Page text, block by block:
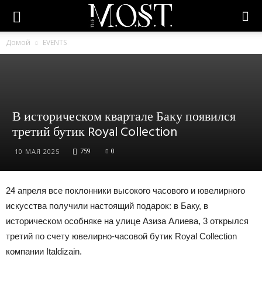
Домой EVENTS
В историческом квартале Баку появился
третий бутик Royal Collection
10 МАЯ 2025 759 0
24 апреля все поклонники высокого часового и ювелирного
искусства получили настоящий подарок: в Баку, в
историческом особняке на улице Азиза Алиева, 3 открылся
третий по счету ювелирно-часовой бутик Royal Collection
компании Italdizain.